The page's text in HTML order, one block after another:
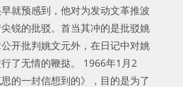
就预感到，他对为发动文革推波
锐的批驳。首当其冲的是批驳姚
开批判姚文元外，在日记中对姚
了无情的鞭挞。 1966年1月2
的一封信想到的》，目的是为了